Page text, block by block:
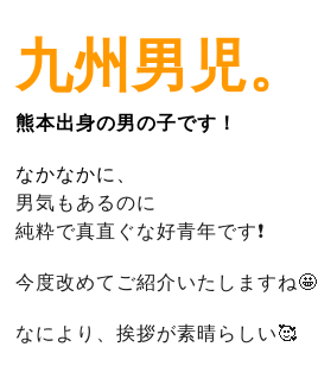
九州男児。
熊本出身の男の子です！
なかなかに、
男気もあるのに
純粋で真直ぐな好青年です❗
今度改めてご紹介いたしますね🤩
なにより、挨拶が素晴らしい🥰